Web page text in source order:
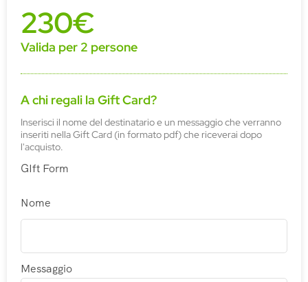
230€
Valida per 2 persone
A chi regali la Gift Card?
Inserisci il nome del destinatario e un messaggio che verranno
inseriti nella Gift Card (in formato pdf) che riceverai dopo
l'acquisto.
GIft Form
Nome
Messaggio